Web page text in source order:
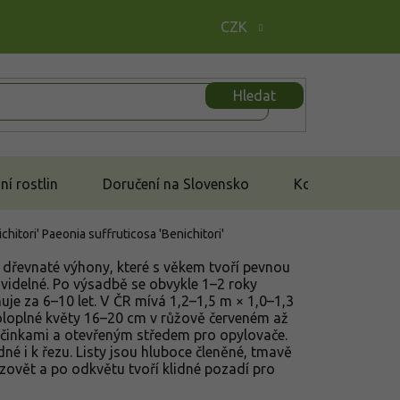
CZK
Hledat
rostlin Doručení na Slovensko Kontakt
Paeonia suffruticosa 'Benichitori'
výhony, které s věkem tvoří pevnou
Po výsadbě se obvykle 1–2 roky
za 6–10 let. V ČR mívá 1,2–1,5 m × 1,0–1,3
květy 16–20 cm v růžově červeném až
a otevřeným středem pro opylovače.
i k řezu. Listy jsou hluboce členěné, tmavě
a po odkvětu tvoří klidné pozadí pro